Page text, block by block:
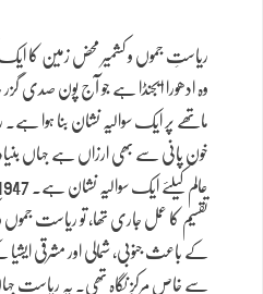
ریاستِ جموں و کشمیر محض زمین کا ایک
وہ ادھورا ایجنڈا ہے جو آج پون صدی
ماتھے پر ایک سوالیہ نشان بنا ہوا
خون پانی سے بھی ارزاں ہے جہاں
تقسیم کا عمل جاری تھا، تو ریاست
کے باعث جنوبی، شمالی اور مشرقی
سے خاص مرکزِ نگاہ تھی۔ یہ ریاست